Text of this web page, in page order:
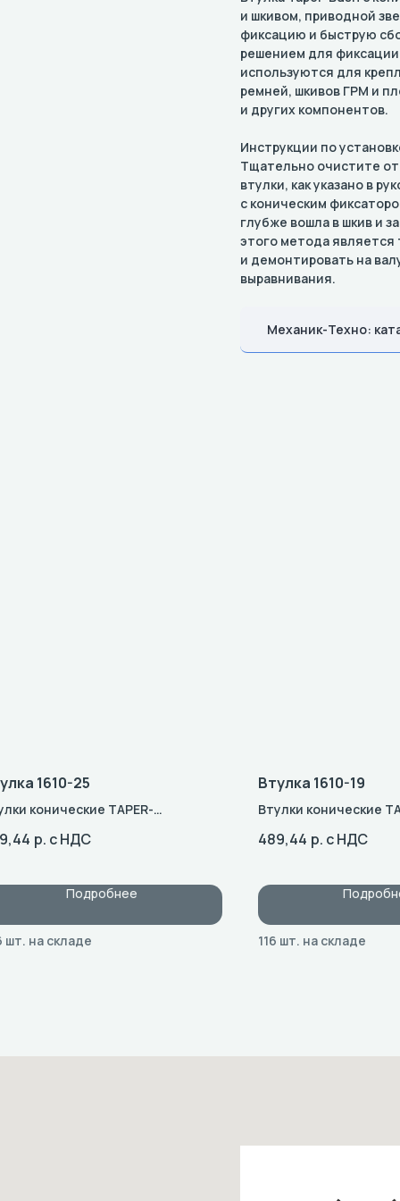
и шкивом, приводной
фиксацию и быструю
решением для
используются для
ремней, шкивов ГРМ и
и других компонентов.
Инструкции по
Тщательно очистите
втулки, как указано в
с коническим
глубже вошла в шкив и
этого метода является
и демонтировать на
выравнивания.
Механик-Техно:
1610-25
конические TAPER-
р. с НДС
Подробнее
Втулка 1610-19
Втулки конические
489,44 р. с НДС